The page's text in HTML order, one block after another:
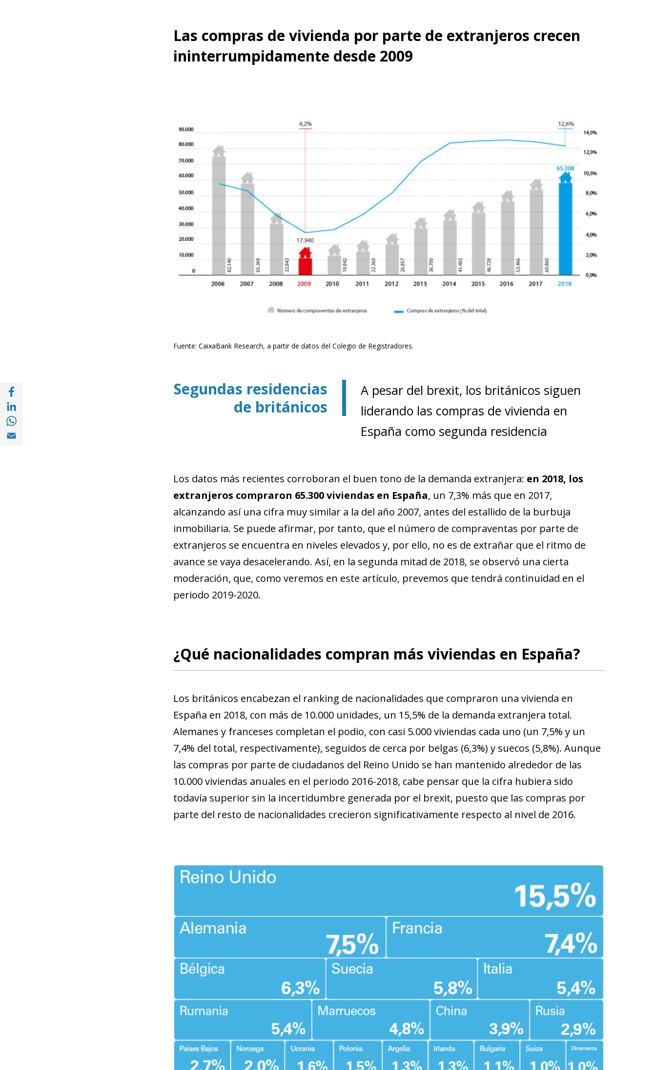
Compartir en Facebook (opens in a new window)
Compartir en with Linkedin (opens in a new window)
Las compras de vivienda por parte de extranjeros crecen
ininterrumpidamente desde 2009
Fuente: CaixaBank Research, a partir de datos del Colegio de Registradores.
Segundas residencias
de británicos
A pesar del brexit, los británicos siguen
liderando las compras de vivienda en
España como segunda residencia
Los datos más recientes corroboran el buen tono de la demanda extranjera: en 2018, los
extranjeros compraron 65.300 viviendas en España, un 7,3% más que en 2017,
alcanzando así una cifra muy similar a la del año 2007, antes del estallido de la burbuja
inmobiliaria. Se puede afirmar, por tanto, que el número de compraventas por parte de
extranjeros se encuentra en niveles elevados y, por ello, no es de extrañar que el ritmo de
avance se vaya desacelerando. Así, en la segunda mitad de 2018, se observó una cierta
moderación, que, como veremos en este artículo, prevemos que tendrá continuidad en el
periodo 2019-2020.
¿Qué nacionalidades compran más viviendas en España?
Los británicos encabezan el ranking de nacionalidades que compraron una vivienda en
España en 2018, con más de 10.000 unidades, un 15,5% de la demanda extranjera total.
Alemanes y franceses completan el podio, con casi 5.000 viviendas cada uno (un 7,5% y un
7,4% del total, respectivamente), seguidos de cerca por belgas (6,3%) y suecos (5,8%). Aunque
las compras por parte de ciudadanos del Reino Unido se han mantenido alrededor de las
10.000 viviendas anuales en el periodo 2016-2018, cabe pensar que la cifra hubiera sido
todavía superior sin la incertidumbre generada por el brexit, puesto que las compras por
parte del resto de nacionalidades crecieron significativamente respecto al nivel de 2016.